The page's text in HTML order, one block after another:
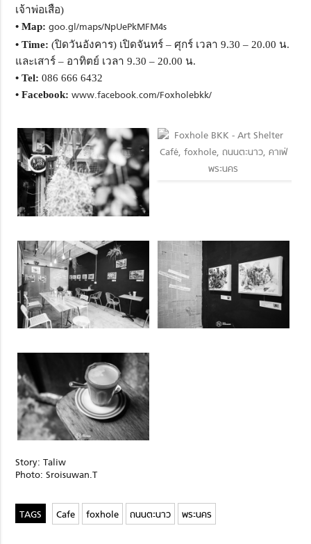
เจ้าพ่อเสือ)
• Map: goo.gl/maps/NpUePkMFM4s
• Time: (ปิดวันอังคาร) เปิดจันทร์ – ศุกร์ เวลา 9.30 – 20.00 น.
และเสาร์ – อาทิตย์ เวลา 9.30 – 20.00 น.
• Tel: 086 666 6432
• Facebook: www.facebook.com/Foxholebkk/
Story: Taliw
Photo: Sroisuwan.T
Cafe foxhole ถนนตะนาว พระนคร